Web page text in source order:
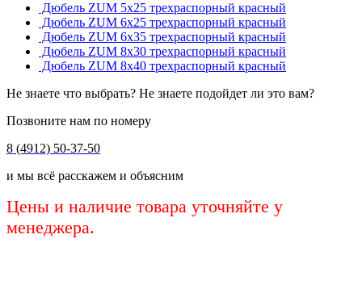
Дюбель ZUM 5х25 трехраспорный красный
Дюбель ZUM 6х25 трехраспорный красный
Дюбель ZUM 6х35 трехраспорный красный
Дюбель ZUM 8х30 трехраспорный красный
Дюбель ZUM 8х40 трехраспорный красный
Не знаете что выбрать? Не знаете подойдет ли это вам?
Позвоните нам по номеру
8 (4912) 50-37-50
и мы всё расскажем и объясним
Цены и наличие товара уточняйте у
менеджера.